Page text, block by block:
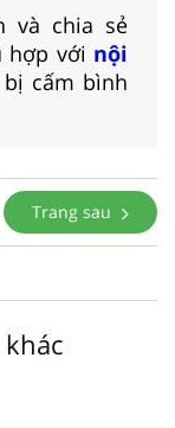
và chia sẻ
hợp với nội
cấm bình
Trang sau